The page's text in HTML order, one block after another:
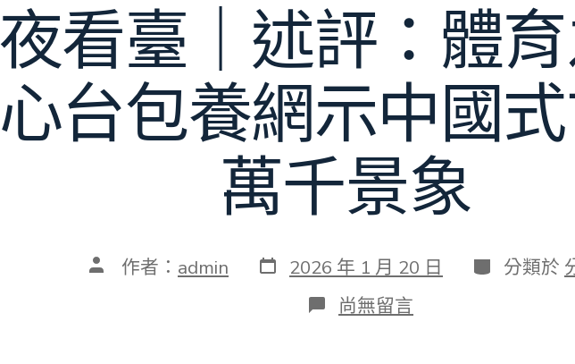
看臺｜述評：體
台包養網示中國
萬千景象
文 作者： admin 發
表
2026 年 1 月 20 日 分
類
分類於
在
〈年
尚無留言